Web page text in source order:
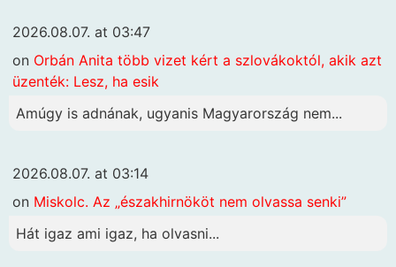
2026.08.07. at 03:47
on Orbán Anita több vizet kért a szlovákoktól, akik azt
üzenték: Lesz, ha esik
Amúgy is adnának, ugyanis Magyarország nem...
2026.08.07. at 03:14
on Miskolc. Az „északhirnököt nem olvassa senki”
Hát igaz ami igaz, ha olvasni...